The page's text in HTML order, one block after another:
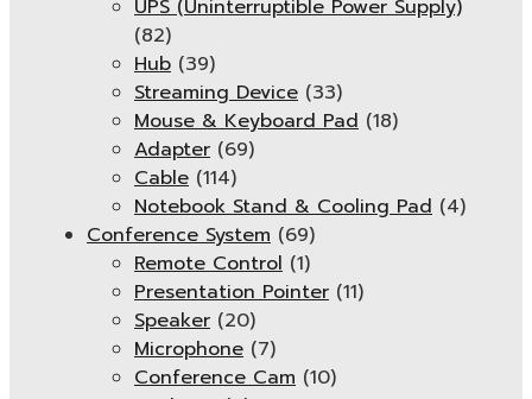
UPS (Uninterruptible Power Supply)
(82)
Hub (39)
Streaming Device (33)
Mouse & Keyboard Pad (18)
Adapter (69)
Cable (114)
Notebook Stand & Cooling Pad (4)
Conference System (69)
Remote Control (1)
Presentation Pointer (11)
Speaker (20)
Microphone (7)
Conference Cam (10)